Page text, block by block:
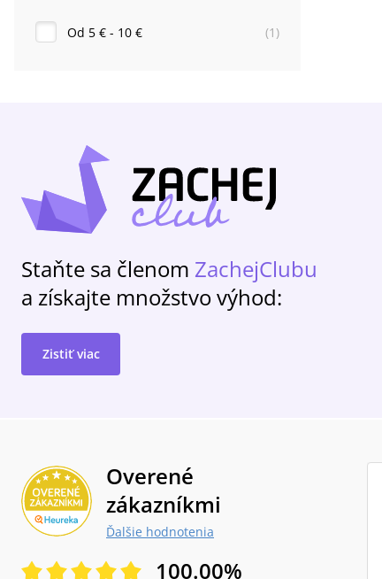
Od 5 € - 10 € (1 )
Staňte sa členom ZachejClubu
a získajte množstvo výhod:
Zistiť viac
Overené
zákazníkmi
Ďalšie hodnotenia
100.00%